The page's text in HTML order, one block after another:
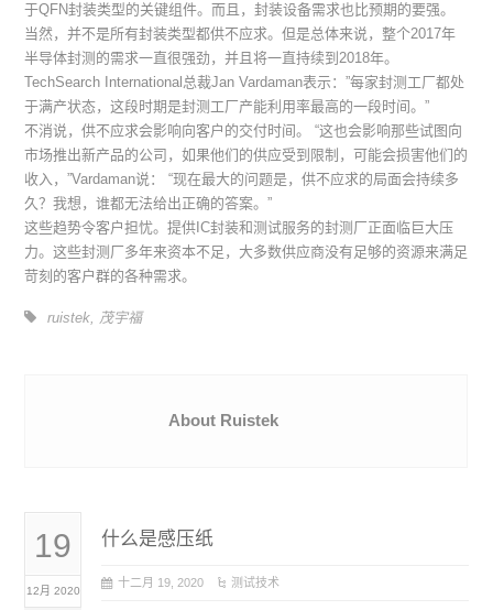
于QFN封装类型的关键组件。而且，封装设备需求也比预期的要强。
当然，并不是所有封装类型都供不应求。但是总体来说，整个2017年
半导体封测的需求一直很强劲，并且将一直持续到2018年。
TechSearch International总裁Jan Vardaman表示：”每家封测工厂都处
于满产状态，这段时期是封测工厂产能利用率最高的一段时间。”
不消说，供不应求会影响向客户的交付时间。 “这也会影响那些试图向
市场推出新产品的公司，如果他们的供应受到限制，可能会损害他们的
收入，”Vardaman说： “现在最大的问题是，供不应求的局面会持续多
久？我想，谁都无法给出正确的答案。”
这些趋势令客户担忧。提供IC封装和测试服务的封测厂正面临巨大压
力。这些封测厂多年来资本不足，大多数供应商没有足够的资源来满足
苛刻的客户群的各种需求。
ruistek, 茂宇福
About Ruistek
19
12月 2020
什么是感压纸
十二月 19, 2020 测试技术